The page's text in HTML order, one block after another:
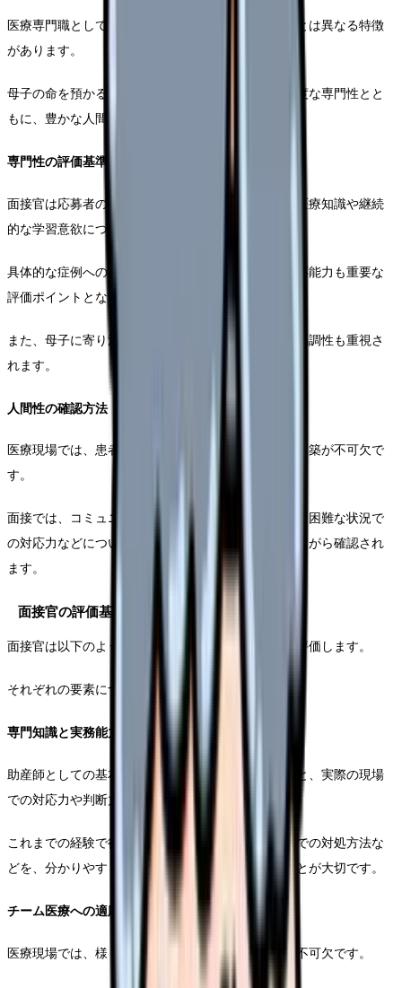
医療専門職としての採用面接には、一般企業の面接とは異なる特徴
があります。
母子の命を預かる重要な職責を担う助産師には、高度な専門性とと
もに、豊かな人間性が求められます。
専門性の評価基準
面接官は応募者の臨床経験や技術力に加え、最新の医療知識や継続
的な学習意欲についても確認します。
具体的な症例への対応力や、新しい医療技術への適応能力も重要な
評価ポイントとなります。
また、母子に寄り添う姿勢や、チーム医療における協調性も重視さ
れます。
人間性の確認方法
医療現場では、患者さんやその家族との信頼関係の構築が不可欠で
す。
面接では、コミュニケーション能力や共感力、そして困難な状況で
の対応力などについて、具体的なエピソードを交えながら確認され
ます。
面接官の評価基準
面接官は以下のような観点から、総合的に候補者を評価します。
それぞれの要素について、具体的な準備が必要です。
専門知識と実務能力
助産師としての基本的な知識や技術はもちろんのこと、実際の現場
での対応力や判断力が重視されます。
これまでの経験で得た具体的な知見や、困難な状況での対処方法な
どを、分かりやすく説明できるよう準備しておくことが大切です。
チーム医療への適応力
医療現場では、様々な職種の専門家との協働が必要不可欠です。